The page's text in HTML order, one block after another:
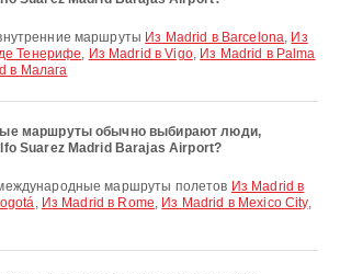
маршруты Из Madrid в Barcelona, Из
Тенерифе, Из Madrid в Vigo, Из Madrid в Palma
в Малага
маршруты обычно выбирают люди,
Suarez Madrid Barajas Airport?
маршруты полетов Из Madrid в
, Из Madrid в Rome, Из Madrid в Mexico City,